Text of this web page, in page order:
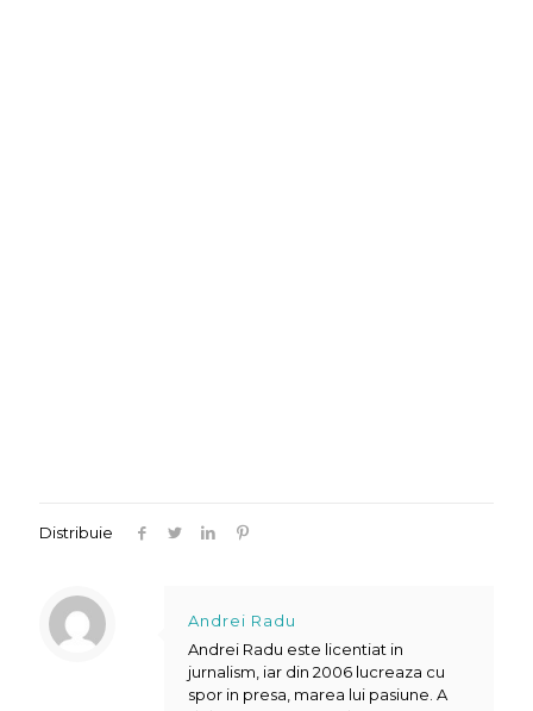
Distribuie
Andrei Radu
Andrei Radu este licentiat in
jurnalism, iar din 2006 lucreaza cu
spor in presa, marea lui pasiune. A